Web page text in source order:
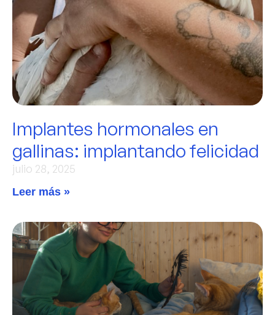
Implantes hormonales en
gallinas: implantando felicidad
julio 28, 2025
Leer más »